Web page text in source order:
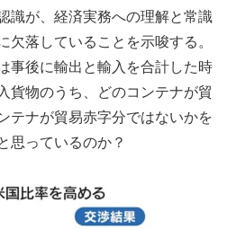
識が、経済実務への理解と常識
欠落していることを示唆する。
事後に輸出と輸入を合計した時
貨物のうち、どのコンテナが貿
テナが貿易赤字分ではないかを
思っているのか？